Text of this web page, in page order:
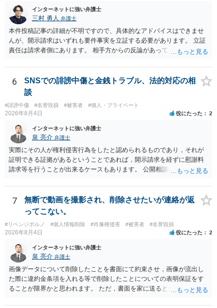
インターネットに強い弁護士
三村 勇人 弁護士
本件投稿記事の詳細が不明ですので、具体的なアドバイスはできませ
んが、開示請求はいずれも要件事実を立証する必要があります。 立証
責任は請求者側にあります。 相手方からの反論があっても、裁判官が
方が口頭で反論したのは、仮処分は迅速性が要求されるためです。 書
面での反論となれば、より遅延する可能性がございます。 また、本件
はXのため、APのIPアドレスの保存期間の問題もございます。 開示請
求は法律知識が不可欠ですが、それだけでは足りず、実務を踏まえた
方法を選択することが重要です。
6
SNSでの誹謗中傷と金銭トラブル、法的対応の相
談
#誹謗中傷 #名誉毀損 #被害者 #個人・プライベート
2026年8月4日 役にたった 2
インターネットに強い弁護士
泉 亮介 弁護士
実際にその人が権利侵害行為をしたと認められるものであり，それが
証明できる証拠があるということであれば，開示請求を経ずに慰謝料
請求等を行うことが出来るケースもあります。 公開相談の場では回答
に個別に相談されると良いでしょう。
7
無断で動画を撮影され、削除させたいが連絡が返
ってこない。
#リベンジポルノ #個人情報削除 #肖像権侵害 #被害者 #名誉毀損
2026年8月4日 役にたった 2
インターネットに強い弁護士
泉 亮介 弁護士
画像データについて削除したことを書面にて約束させ，画像が流出し
た際に違約金条項を入れる等で削除したことについての表明保証をす
ることが限界かと思われます。 ただ，書面を家に送ると家族に不貞行